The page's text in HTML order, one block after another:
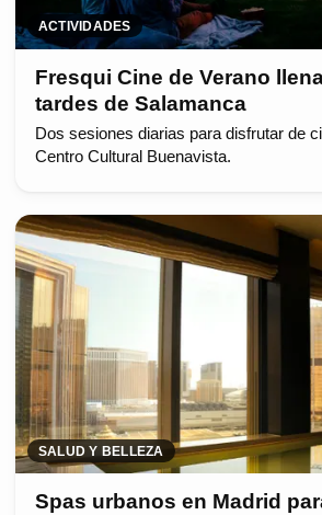
ACTIVIDADES
Fresqui Cine de Verano
tardes de Salamanca
Dos sesiones diarias para disfrutar de
Centro Cultural Buenavista.
SALUD Y BELLEZA
Spas urbanos en Madrid